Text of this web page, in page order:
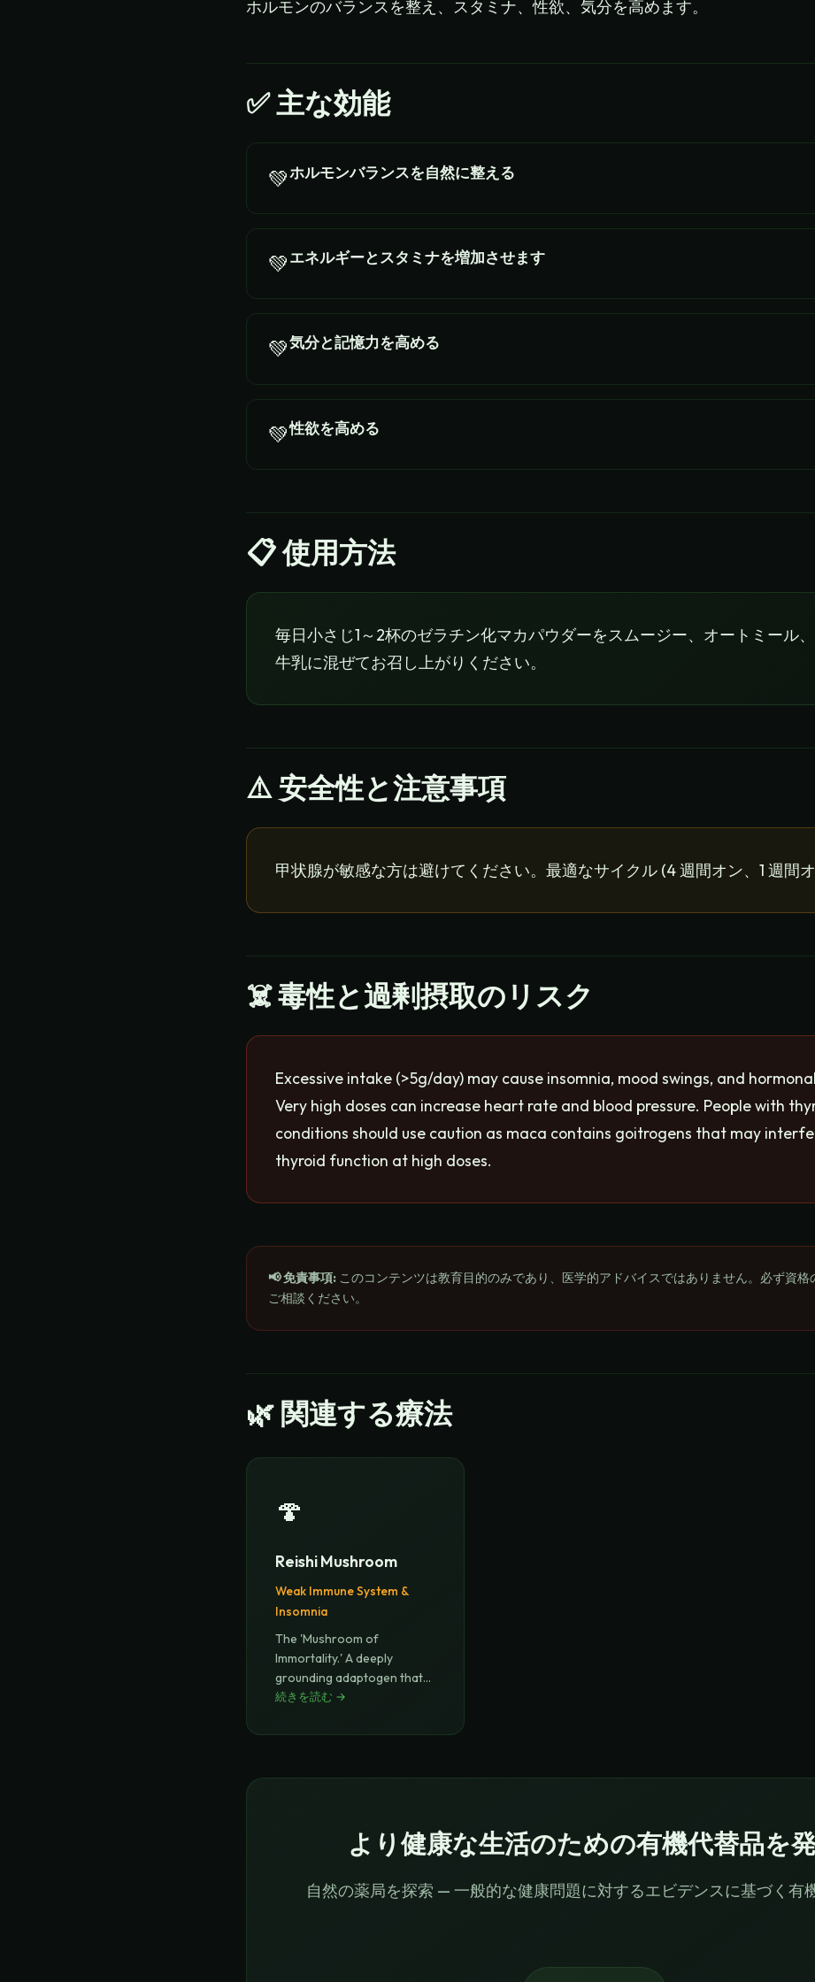
ホルモンのバランスを整え、スタミナ、性欲、気分を高めます。
✅主な効能
💚ホルモンバランスを自然に整える
💚エネルギーとスタミナを増加させます
💚気分と記憶力を高める
💚性欲を高める
📋使用方法
毎日小さじ1～2杯のゼラチン化マカパウダーをスムージー、オートミール
牛乳に混ぜてお召し上がりください。
⚠️ 安全性と注意事項
甲状腺が敏感な方は避けてください。最適なサイクル (4 週間オン、1 週間オ
☠️ 毒性と過剰摂取のリスク
Excessive intake (>5g/day) may cause insomnia, mood swings, and
Very high doses can increase heart rate and blood pressure. People with
conditions should use caution as maca contains goitrogens that may
thyroid function at high doses.
📢 免責事項: このコンテンツは教育目的のみであり、医学的アドバイスではありません。必ず資格
ご相談ください。
🌿関連する療法
🍄
Reishi Mushroom
Weak Immune System &
Insomnia
The 'Mushroom of
Immortality.' A deeply
grounding adaptogen that
modulates the i
続きを読む →
より健康な生活のための有機代替品を
自然の薬局を探索 — 一般的な健康問題に対するエビデンスに基づく有